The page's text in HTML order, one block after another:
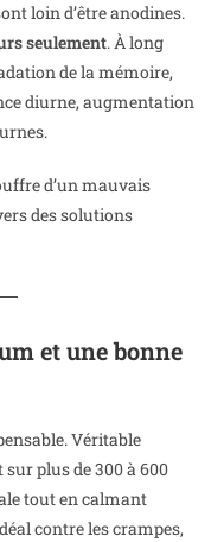
loin d’être anodines.
seulement. À long
de la mémoire,
diurne, augmentation
d’un mauvais
des solutions
et une bonne
Véritable
plus de 300 à 600
tout en calmant
contre les crampes,